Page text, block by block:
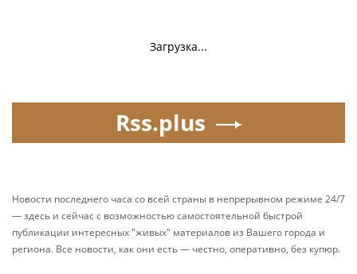
Загрузка...
Rss.plus
Новости последнего часа со всей страны в непрерывном режиме 24/7
— здесь и сейчас с возможностью самостоятельной быстрой
публикации интересных "живых" материалов из Вашего города и
региона. Все новости, как они есть — честно, оперативно, без купюр.